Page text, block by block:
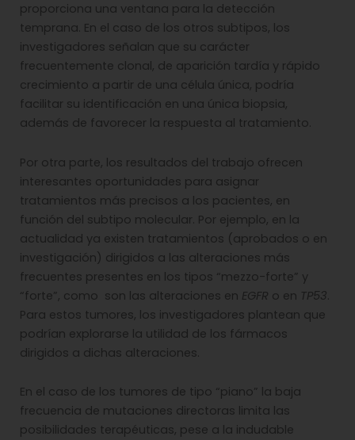
proporciona una ventana para la detección
temprana. En el caso de los otros subtipos, los
investigadores señalan que su carácter
frecuentemente clonal, de aparición tardía y rápido
crecimiento a partir de una célula única, podría
facilitar su identificación en una única biopsia,
además de favorecer la respuesta al tratamiento.
Por otra parte, los resultados del trabajo ofrecen
interesantes oportunidades para asignar
tratamientos más precisos a los pacientes, en
función del subtipo molecular. Por ejemplo, en la
actualidad ya existen tratamientos (aprobados o en
investigación) dirigidos a las alteraciones más
frecuentes presentes en los tipos “mezzo-forte” y
“forte”, como son las alteraciones en EGFR o en TP53.
Para estos tumores, los investigadores plantean que
podrían explorarse la utilidad de los fármacos
dirigidos a dichas alteraciones.
En el caso de los tumores de tipo “piano” la baja
frecuencia de mutaciones directoras limita las
posibilidades terapéuticas, pese a la indudable